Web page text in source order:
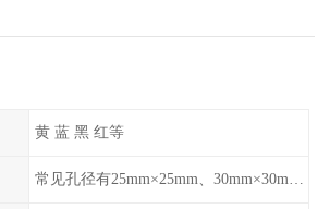
黄 蓝 黑 红等